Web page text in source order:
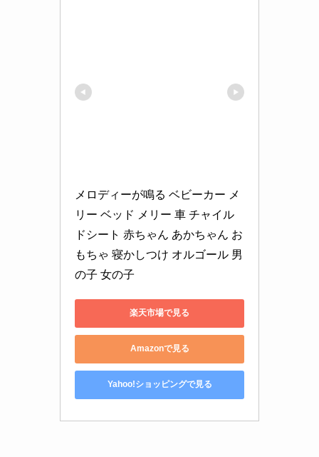
メロディーが鳴る ベビーカー メ
リー ベッド メリー 車 チャイル
ドシート 赤ちゃん あかちゃん お
もちゃ 寝かしつけ オルゴール 男
の子 女の子
楽天市場で見る
Amazonで見る
Yahoo!ショッピングで見る